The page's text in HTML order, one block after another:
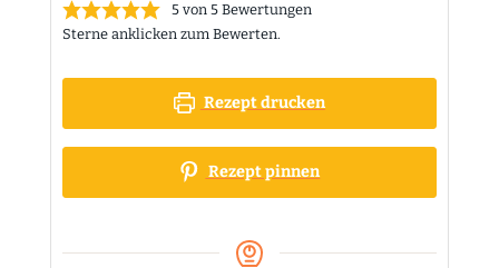
5von 5Bewertungen
Sterne anklicken zum Bewerten.
Rezept drucken
Rezept pinnen